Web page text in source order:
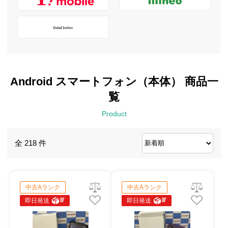
Android スマートフォン（本体） 商品一
覧
Product
全 218 件
中古Aランク
即日発送
中古Aランク
即日発送